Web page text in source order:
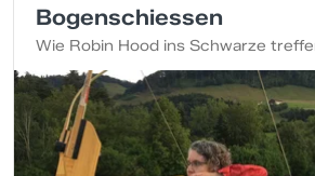
Bogenschiessen
Wie Robin Hood ins Schwarze